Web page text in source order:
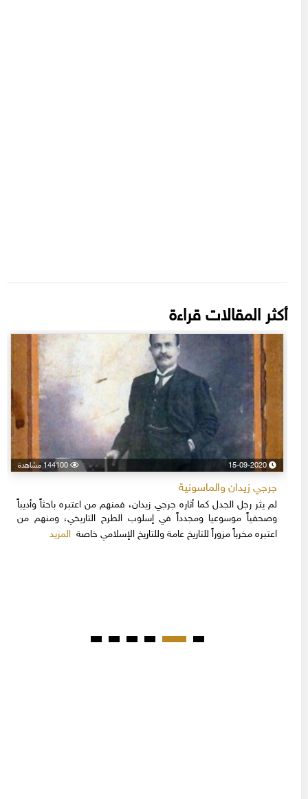
أكثر المقالات قراءة
15-09-2020 144100 مشاهدة
جرجي زيدان والماسونية
لم يثر رجل الجدل كما أثاره جرجي زيدان، فمنهم من اعتبره باحثاً وأديباً
وصحفياً موسوعيا ومجدداً في إسلوب الطرح التاريخي، ومنهم من
اعتبره مخرباً مزوراً للتاريخ عامة وللتاريخ الإسلامي خاصةالمزيد